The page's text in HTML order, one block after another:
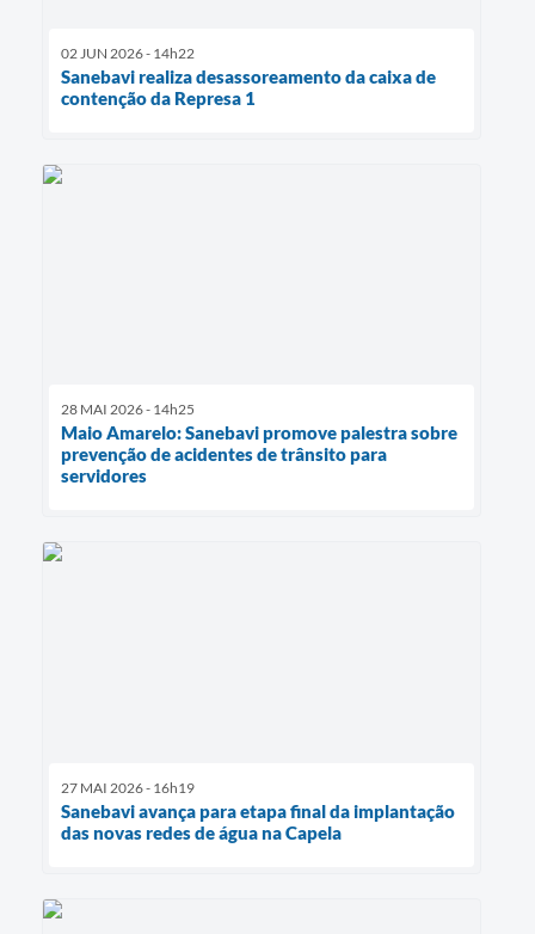
02 JUN 2026 - 14h22
Sanebavi realiza desassoreamento da caixa de
contenção da Represa 1
28 MAI 2026 - 14h25
Maio Amarelo: Sanebavi promove palestra sobre
prevenção de acidentes de trânsito para
servidores
27 MAI 2026 - 16h19
Sanebavi avança para etapa final da implantação
das novas redes de água na Capela